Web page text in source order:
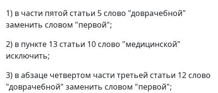
1) в части пятой статьи 5 слово "доврачебной"
заменить словом "первой";
2) в пункте 13 статьи 10 слово "медицинской"
исключить;
3) в абзаце четвертом части третьей статьи 12 слово
"доврачебной" заменить словом "первой";